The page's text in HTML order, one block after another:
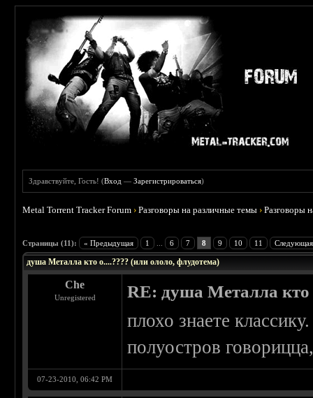
Здравствуйте, Гость! (Вход —Зарегистрироваться)
Metal Torrent Tracker Forum ›Разговоры на различные темы ›Разговоры
Страницы (11): « Предыдущая 1 6 7 8 9 10 11
душа Металла кто о....???? (или ололо, флудотема)
Che
Unregistered RE: душа Металла кто
плохо знаете
полуостров
07-23-2010, 06:42 PM